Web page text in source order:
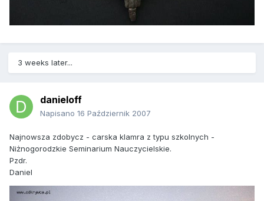
3 weeks later...
danieloff
Napisano 16 Październik 2007
Najnowsza zdobycz - carska klamra z typu szkolnych -
Niżnogorodzkie Seminarium Nauczycielskie.
Pzdr.
Daniel